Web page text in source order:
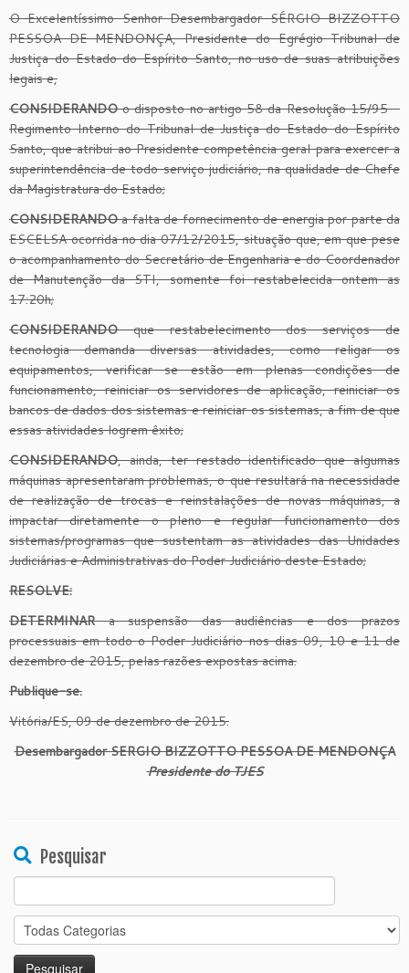
O Excelentíssimo Senhor Desembargador SÉRGIO BIZZOTTO
PESSOA DE MENDONÇA, Presidente do Egrégio Tribunal de
Justiça do Estado do Espírito Santo, no uso de suas atribuições
legais e,
CONSIDERANDOo disposto no artigo 58 da Resolução 15/95 –
Regimento Interno do Tribunal de Justiça do Estado do Espírito
Santo, que atribui ao Presidente competência geral para exercer a
superintendência de todo serviço judiciário, na qualidade de Chefe
da Magistratura do Estado;
CONSIDERANDOa falta de fornecimento de energia por parte da
ESCELSA ocorrida no dia 07/12/2015, situação que, em que pese
o acompanhamento do Secretário de Engenharia e do Coordenador
de Manutenção da STI, somente foi restabelecida ontem as
17:20h;
CONSIDERANDOque restabelecimento dos serviços de
tecnologia demanda diversas atividades, como religar os
equipamentos, verificar se estão em plenas condições de
funcionamento, reiniciar os servidores de aplicação, reiniciar os
bancos de dados dos sistemas e reiniciar os sistemas, a fim de que
essas atividades logrem êxito;
CONSIDERANDO, ainda, ter restado identificado que algumas
máquinas apresentaram problemas, o que resultará na necessidade
de realização de trocas e reinstalações de novas máquinas, a
impactar diretamente o pleno e regular funcionamento dos
sistemas/programas que sustentam as atividades das Unidades
Judiciárias e Administrativas do Poder Judiciário deste Estado;
RESOLVE:
DETERMINARa suspensão das audiências e dos prazos
processuais em todo o Poder Judiciário nos dias 09, 10 e 11 de
dezembro de 2015, pelas razões expostas acima.
Publique-se.
Vitória/ES, 09 de dezembro de 2015.
Desembargador SERGIO BIZZOTTO PESSOA DE MENDONÇA
Presidente do TJES
Pesquisar
Search
for: